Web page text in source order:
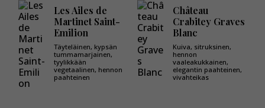
Les Ailes de
Martinet Saint-
Emilion
Täyteläinen, kypsän
tummamarjainen,
tyylikkään
vegetaalinen, hennon
paahteinen
Château
Crabitey Graves
Blanc
Kuiva, sitruksinen,
hennon
vaaleakukkainen,
elegantin paahteinen,
vivahteikas